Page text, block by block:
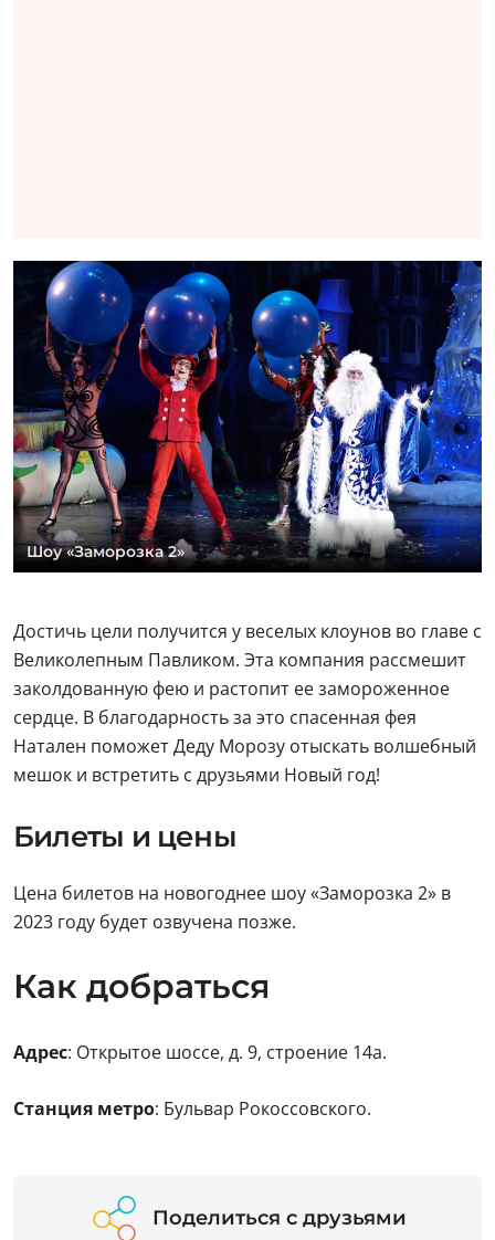
Шоу «Заморозка 2»
Достичь цели получится у веселых клоунов во главе с
Великолепным Павликом. Эта компания рассмешит
заколдованную фею и растопит ее замороженное
сердце. В благодарность за это спасенная фея
Натален поможет Деду Морозу отыскать волшебный
мешок и встретить с друзьями Новый год!
Билеты и цены
Цена билетов на новогоднее шоу «Заморозка 2» в
2023 году будет озвучена позже.
Как добраться
Адрес: Открытое шоссе, д. 9, строение 14а.
Станция метро: Бульвар Рокоссовского.
Поделиться с друзьями